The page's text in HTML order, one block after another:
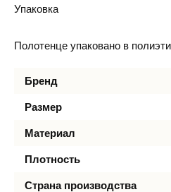
Упаковка
Полотенце упаковано в
Бренд
Размер
Материал
Плотность
Страна производства